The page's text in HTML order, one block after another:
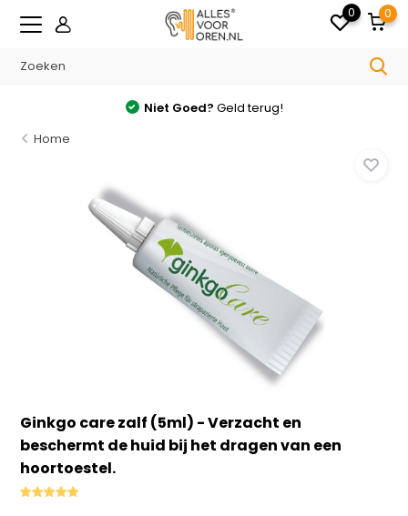
0 0
Gratis
Home
Ginkgo care zalf (5ml) - Verzacht en
beschermt de huid bij het dragen van een
hoortoestel.